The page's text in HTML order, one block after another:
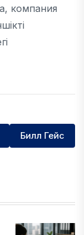
компания
Билл Гейс